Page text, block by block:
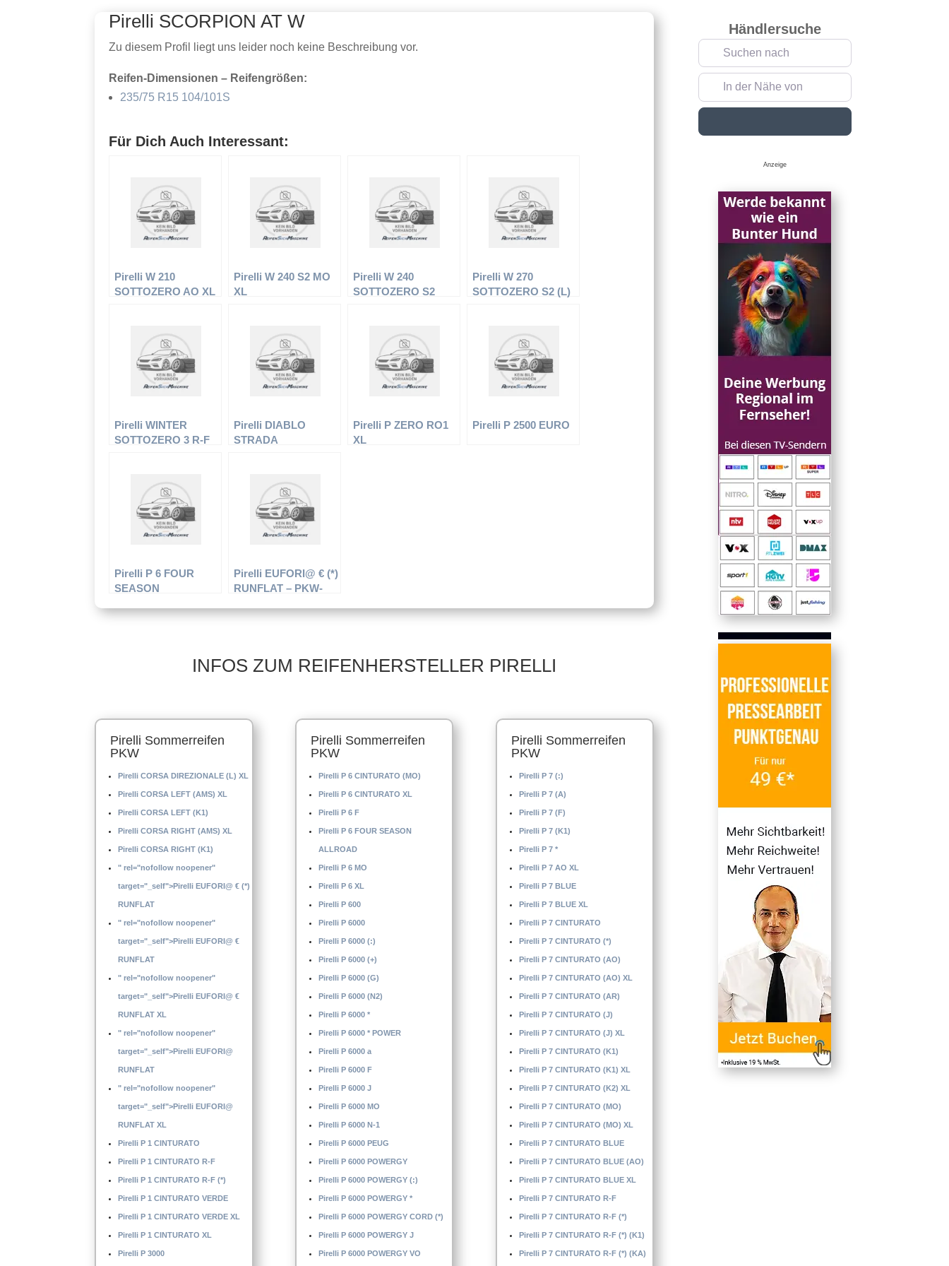
Pirelli SCORPION AT W
Zu diesem Profil liegt uns leider noch keine Beschreibung vor.
Reifen-Dimensionen – Reifengrößen:
235/75 R15 104/101S
Für Dich Auch Interessant:
Pirelli W 210
SOTTOZERO AO XL
Pirelli W 240 S2 MO
XL
Pirelli W 240
SOTTOZERO S2
Pirelli W 270
SOTTOZERO S2 (L)
Pirelli WINTER
SOTTOZERO 3 R-F
Pirelli DIABLO
STRADA
Pirelli P ZERO RO1
XL
Pirelli P 2500 EURO
Pirelli P 6 FOUR
SEASON
Pirelli EUFORI@ € (*)
RUNFLAT – PKW-
94W – Sommerreifen
INFOS ZUM REIFENHERSTELLER PIRELLI
Pirelli Sommerreifen
PKW
Pirelli CORSA DIREZIONALE (L) XL
Pirelli CORSA LEFT (AMS) XL
Pirelli CORSA LEFT (K1)
Pirelli CORSA RIGHT (AMS) XL
Pirelli CORSA RIGHT (K1)
" rel="nofollow noopener"
target="_self">Pirelli EUFORI@ € (*)
RUNFLAT
" rel="nofollow noopener"
target="_self">Pirelli EUFORI@ €
RUNFLAT
" rel="nofollow noopener"
target="_self">Pirelli EUFORI@ €
RUNFLAT XL
" rel="nofollow noopener"
target="_self">Pirelli EUFORI@
RUNFLAT
" rel="nofollow noopener"
target="_self">Pirelli EUFORI@
RUNFLAT XL
Pirelli P 1 CINTURATO
Pirelli P 1 CINTURATO R-F
Pirelli P 1 CINTURATO R-F (*)
Pirelli P 1 CINTURATO VERDE
Pirelli P 1 CINTURATO VERDE XL
Pirelli P 1 CINTURATO XL
Pirelli P 3000
Pirelli Sommerreifen
PKW
Pirelli P 6 CINTURATO (MO)
Pirelli P 6 CINTURATO XL
Pirelli P 6 F
Pirelli P 6 FOUR SEASON
ALLROAD
Pirelli P 6 MO
Pirelli P 6 XL
Pirelli P 600
Pirelli P 6000
Pirelli P 6000 (:)
Pirelli P 6000 (+)
Pirelli P 6000 (G)
Pirelli P 6000 (N2)
Pirelli P 6000 *
Pirelli P 6000 * POWER
Pirelli P 6000 a
Pirelli P 6000 F
Pirelli P 6000 J
Pirelli P 6000 MO
Pirelli P 6000 N-1
Pirelli P 6000 PEUG
Pirelli P 6000 POWERGY
Pirelli P 6000 POWERGY (:)
Pirelli P 6000 POWERGY *
Pirelli P 6000 POWERGY CORD (*)
Pirelli P 6000 POWERGY J
Pirelli P 6000 POWERGY VO
Pirelli Sommerreifen
PKW
Pirelli P 7 (:)
Pirelli P 7 (A)
Pirelli P 7 (F)
Pirelli P 7 (K1)
Pirelli P 7 *
Pirelli P 7 AO XL
Pirelli P 7 BLUE
Pirelli P 7 BLUE XL
Pirelli P 7 CINTURATO
Pirelli P 7 CINTURATO (*)
Pirelli P 7 CINTURATO (AO)
Pirelli P 7 CINTURATO (AO) XL
Pirelli P 7 CINTURATO (AR)
Pirelli P 7 CINTURATO (J)
Pirelli P 7 CINTURATO (J) XL
Pirelli P 7 CINTURATO (K1)
Pirelli P 7 CINTURATO (K1) XL
Pirelli P 7 CINTURATO (K2) XL
Pirelli P 7 CINTURATO (MO)
Pirelli P 7 CINTURATO (MO) XL
Pirelli P 7 CINTURATO BLUE
Pirelli P 7 CINTURATO BLUE (AO)
Pirelli P 7 CINTURATO BLUE XL
Pirelli P 7 CINTURATO R-F
Pirelli P 7 CINTURATO R-F (*)
Pirelli P 7 CINTURATO R-F (*) (K1)
Pirelli P 7 CINTURATO R-F (*) (KA)
Händlersuche
Suchen nach
In der Nähe von
Anzeige